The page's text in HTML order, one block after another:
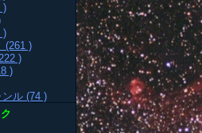
)
)
(261 )
)
)
ル (74 )